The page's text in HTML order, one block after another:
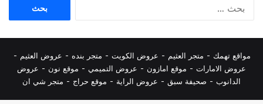
مواقع تهمك - متجر العثيم - عروض الكويت - متجر بنده - عروض العثيم -
عروض الامارات - موقع امازون - عروض التميمي - موقع نون - عروض
الدانوب - صحيفة سبق - عروض الراية - موقع حراج - متجر شي ان